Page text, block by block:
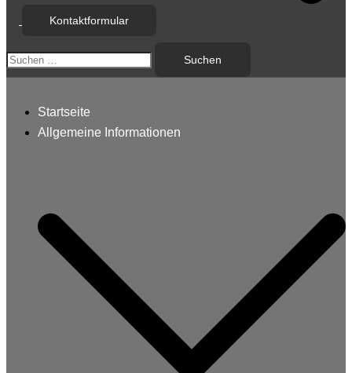
Kontaktformular
Suchen
nach:
Startseite
Allgemeine Informationen